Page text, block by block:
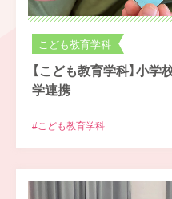
こども教育学科
【こども教育学科】小
学連携
#こども教育学科